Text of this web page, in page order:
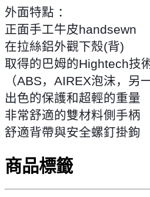
外面特點 ：
正面手工牛皮handsewn
在拉絲鋁外觀下殼(背)
取得的巴姆的Hightech技
（ABS，AIREX泡沫，另
出色的保護和超輕的重量
非常舒適的雙材料側手柄
舒適背帶與安全螺釘掛鉤
商品標籤